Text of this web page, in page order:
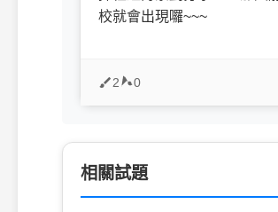
校就會出現囉~~~
2 0
相關試題